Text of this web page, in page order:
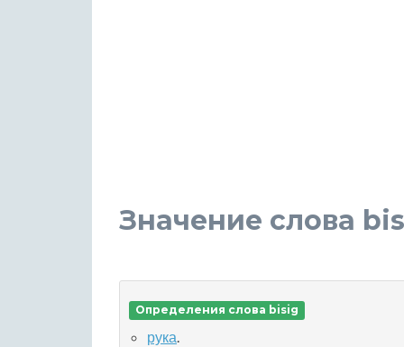
Значение слова
Определения слова bisig
рука.